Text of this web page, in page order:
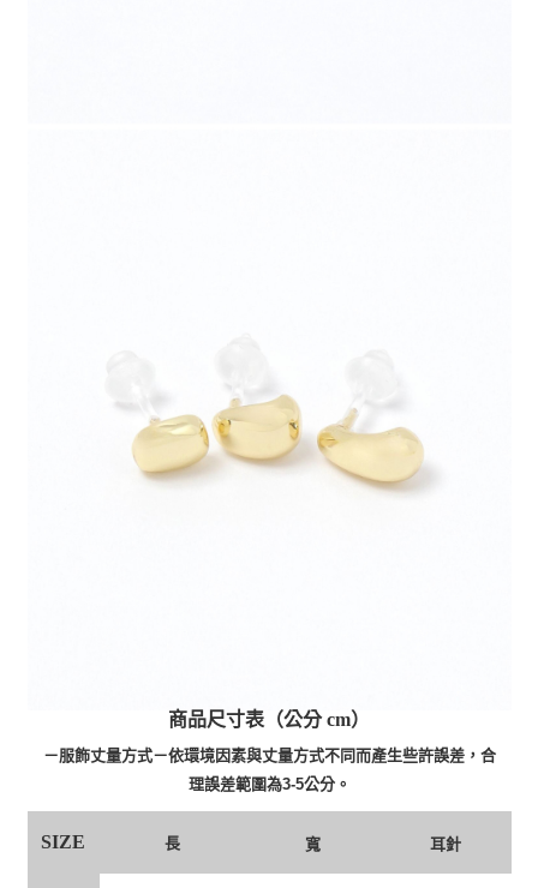
商品尺寸表（公分 cm）
－服飾丈量方式－依環境因素與丈量方式不同而產生些許誤差，合
理誤差範圍為3-5公分。
SIZE 長 寬 耳針